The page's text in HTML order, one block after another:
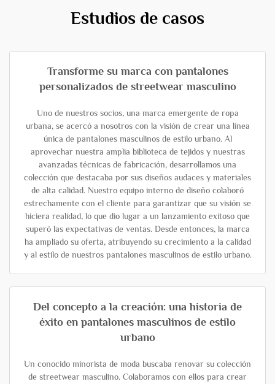
Estudios de casos
Transforme su marca con pantalones
personalizados de streetwear masculino
Uno de nuestros socios, una marca emergente de ropa
urbana, se acercó a nosotros con la visión de crear una línea
única de pantalones masculinos de estilo urbano. Al
aprovechar nuestra amplia biblioteca de tejidos y nuestras
avanzadas técnicas de fabricación, desarrollamos una
colección que destacaba por sus diseños audaces y materiales
de alta calidad. Nuestro equipo interno de diseño colaboró
estrechamente con el cliente para garantizar que su visión se
hiciera realidad, lo que dio lugar a un lanzamiento exitoso que
superó las expectativas de ventas. Desde entonces, la marca
ha ampliado su oferta, atribuyendo su crecimiento a la calidad
y al estilo de nuestros pantalones masculinos de estilo urbano.
Del concepto a la creación: una historia de
éxito en pantalones masculinos de estilo
urbano
Un conocido minorista de moda buscaba renovar su colección
de streetwear masculino. Colaboramos con ellos para crear